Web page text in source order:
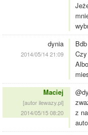
dynia
2014/05/14 21:09
Maciej
[autor ilewazy.pl]
2014/05/15 08:20
z